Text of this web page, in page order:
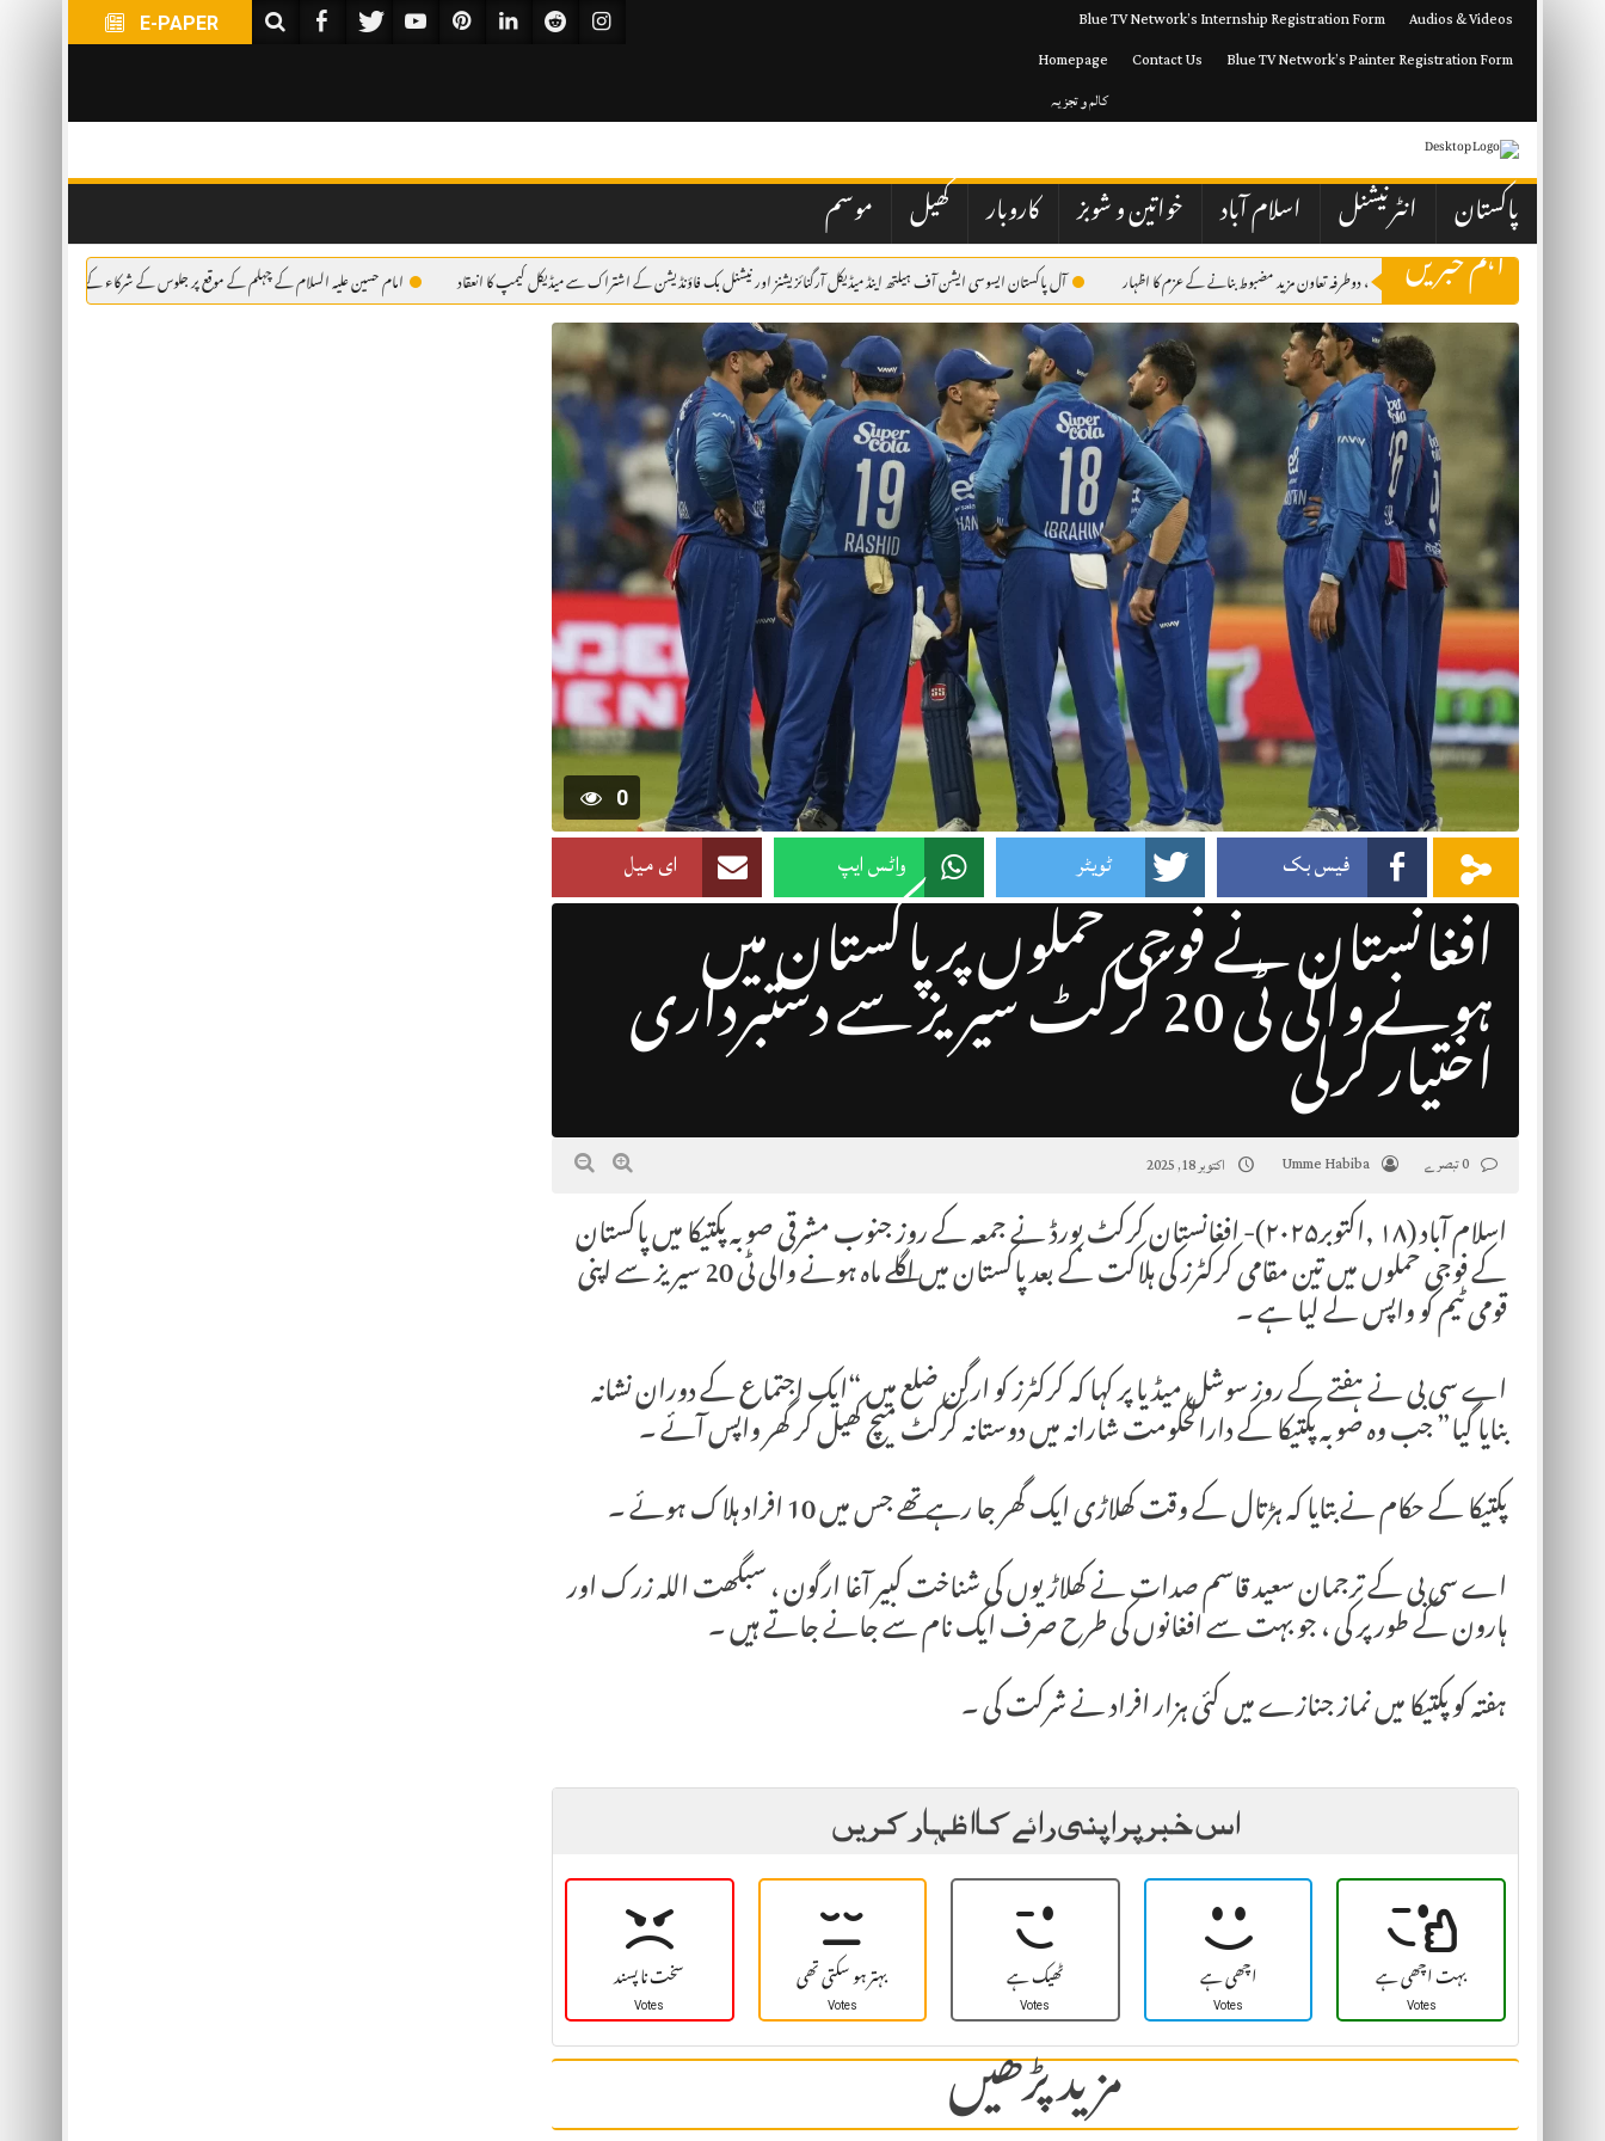
to
E-PAPER Audios & Videos
Blue TV Network’s Internship Registration Form
Blue TV Network’s Painter Registration Form
Contact Us
Homepage
کالم و تجزیہ
پاکستان انٹرنیشنل اسلام آباد خواتین و شوبز کاروبار کھیل موسم
اہم خبریں
کی صورتحال پر مشاورت، دوطرفہ تعاون مزید مضبوط بنانے کے عزم کا اظہار آل پاکستان ایسوسی ایشن آف ہیلتھ اینڈ میڈیکل آرگنائزیشنز اور نیشنل بک فاؤنڈیشن کے اشتراک سے میڈیکل کیمپ کا انعقاد امام حسین علیہ السلام کے چہلم کے موقع پر جلوس کے شرکاء کے لئے فری میڈیکل کیمپ کا انعقاد
0
فیس بک ٹویٹر واٹس ایپ ای میل
افغانستان نے فوجی حملوں پر پاکستان میں
ہونے والی ٹی 20 کرکٹ سیریز سے دستبرداری اختیار کرلی
Umme Habiba اکتوبر 18, 2025
اسلام آباد (۱۸ ,اکتوبر۲۰۲۵)- افغانستان کرکٹ بورڈ نے جمعہ کے روز جنوب مشرقی صوبہ پکتیکا میں پاکستان
کے فوجی حملوں میں تین مقامی کرکٹرز کی ہلاکت کے بعد پاکستان میں اگلے ماہ ہونے والی ٹی 20 سیریز سے اپنی
قومی ٹیم کو واپس لے لیا ہے ۔
اے سی بی نے ہفتے کے روز سوشل میڈیا پر کہا کہ کرکٹرز کو ارگن ضلع میں “ایک اجتماع کے دوران نشانہ
بنایا گیا” جب وہ صوبہ پکتیکا کے دارالحکومت شارانہ میں دوستانہ کرکٹ میچ کھیل کر گھر واپس آئے ۔
پکتیکا کے حکام نے بتایا کہ ہڑتال کے وقت کھلاڑی ایک گھر جا رہے تھے جس میں 10 افراد ہلاک ہوئے ۔
اے سی بی کے ترجمان سعید قاسم صدات نے کھلاڑیوں کی شناخت کبیر آغا ارگون ، سبگھت اللہ زرک اور
ہارون کے طور پر کی ، جو بہت سے افغانوں کی طرح صرف ایک نام سے جانے جاتے ہیں ۔
ہفتہ کو پکتیکا میں نماز جنازے میں کئی ہزار افراد نے شرکت کی ۔
اس خبر پر اپنی رائے کا اظہار کریں
سخت نا پسند
Votes بہتر ہو سکتی تھی
Votes ٹھیک ہے
Votes اچھی ہے
Votes بہت اچھی ہے
Votes
مزید پڑھیں